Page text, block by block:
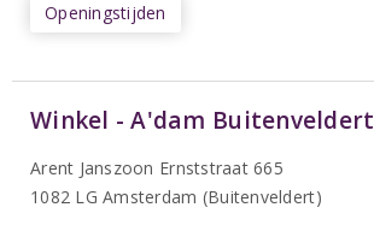
Openingstijden
Winkel - A'dam Buitenveldert
Arent Janszoon Ernststraat 665
1082 LG Amsterdam (Buitenveldert)